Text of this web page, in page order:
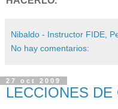
Nibaldo - Instructor FIDE,
No hay comentarios:
27 oct 2009
LECCIONES DE